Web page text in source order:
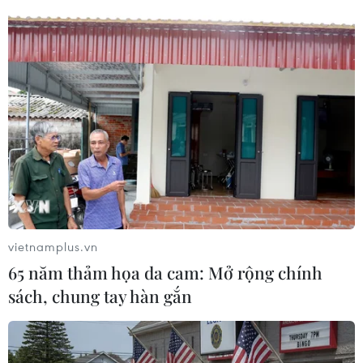
06/08/2026 02:22
Báo Cáo của Cision Cảnh Báo Các
Thương Hiệu Đang Sập "Bẫy Phân
Mảnh Dữ Liệu" Tốn Kém
05/08/2026 14:32
Lockton ra mắt Lockton SAGE: Nền
Tảng Trí Tuệ Doanh Nghiệp Hợp
Nhất Đầu Tiên Trong Ngành
05/08/2026 04:42
PCG Global hoàn tất vòng gọi vốn
Pre-Series A nhằm đón đầu nhu cầu
điện năng đang tăng trưởng nhanh
vietnamplus.vn
65 năm thảm họa da cam: Mở rộng chính
sách, chung tay hàn gắn